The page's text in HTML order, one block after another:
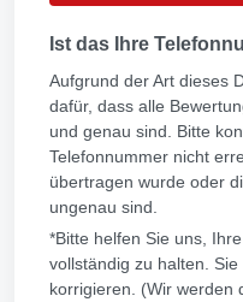
Ist das Ihre
Aufgrund der Art dieses
dafür, dass alle
und genau sind. Bitte
Telefonnummer nicht
übertragen wurde oder
ungenau sind.
*Bitte helfen Sie uns,
vollständig zu halten.
korrigieren. (Wir werden